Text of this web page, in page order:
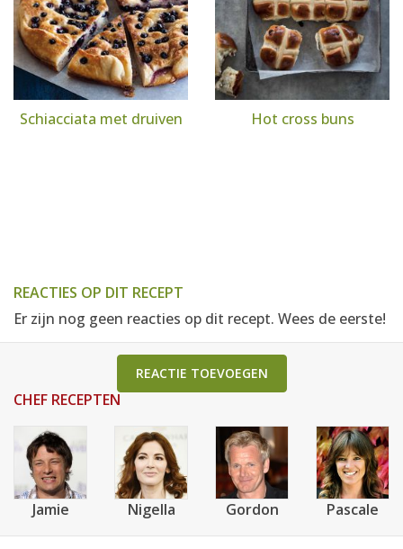
Schiacciata met druiven Hot cross buns
REACTIES OP DIT RECEPT
Er zijn nog geen reacties op dit recept. Wees de eerste!
REACTIE TOEVOEGEN
CHEF RECEPTEN
Jamie Nigella Gordon Pascale